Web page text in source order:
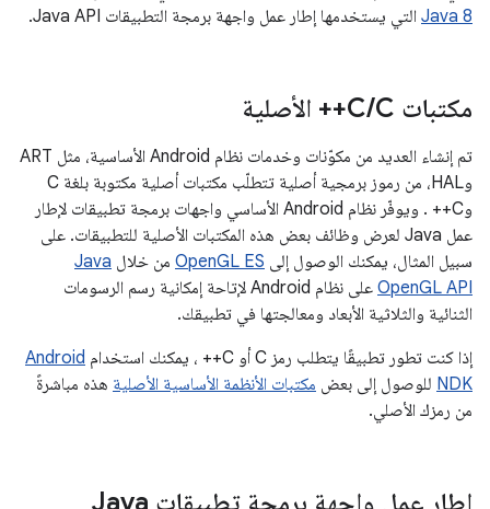
Java 8 التي يستخدمها إطار عمل واجهة برمجة التطبيقات Java API.
مكتبات C /C++ الأصلية
تم إنشاء العديد من مكوّنات وخدمات نظام Android الأساسية، مثل ART
وHAL، من رموز برمجية أصلية تتطلّب مكتبات أصلية مكتوبة بلغة C
وC++ . ويوفّر نظام Android الأساسي واجهات برمجة تطبيقات لإطار
عمل Java لعرض وظائف بعض هذه المكتبات الأصلية للتطبيقات. على
سبيل المثال، يمكنك الوصول إلى OpenGL ES من خلال Java
OpenGL API
على نظام Android لإتاحة إمكانية رسم الرسومات
الثنائية والثلاثية الأبعاد ومعالجتها في تطبيقك.
إذا كنت تطور تطبيقًا يتطلب رمز C أو C++ ، يمكنك استخدام
Android
NDK للوصول إلى بعض مكتبات الأنظمة الأساسية الأصلية هذه مباشرةً
من رمزك الأصلي.
إطار عمل واجهة برمجة تطبيقات Java